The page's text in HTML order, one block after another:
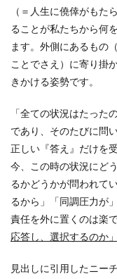
（＝人生に僥倖がもた
ることが私たちから何
ます。外側にあるもの
ことでさえ）に寄り掛
きかける姿勢です。
「全ての状況はたった
であり、そのたびに問
正しい『答え』だけを
今、この時の状況にど
るかどうかが問われて
るから」「同調圧力が
責任を外に置くのは楽で
応答し、選択するのか」
見出しに引用したニー